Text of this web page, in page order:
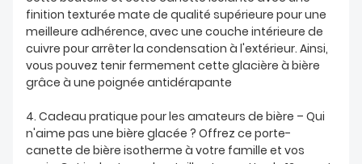
finition texturée mate de qualité supérieure pour une
meilleure adhérence, avec une couche intérieure de
cuivre pour arrêter la condensation à l'extérieur. Ainsi,
vous pouvez tenir fermement cette glacière à bière
grâce à une poignée antidérapante
4. Cadeau pratique pour les amateurs de bière – Qui
n'aime pas une bière glacée ? Offrez ce porte-
canette de bière isotherme à votre famille et vos